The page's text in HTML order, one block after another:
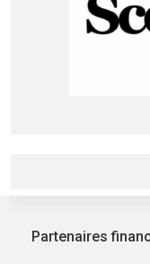
Partenaires